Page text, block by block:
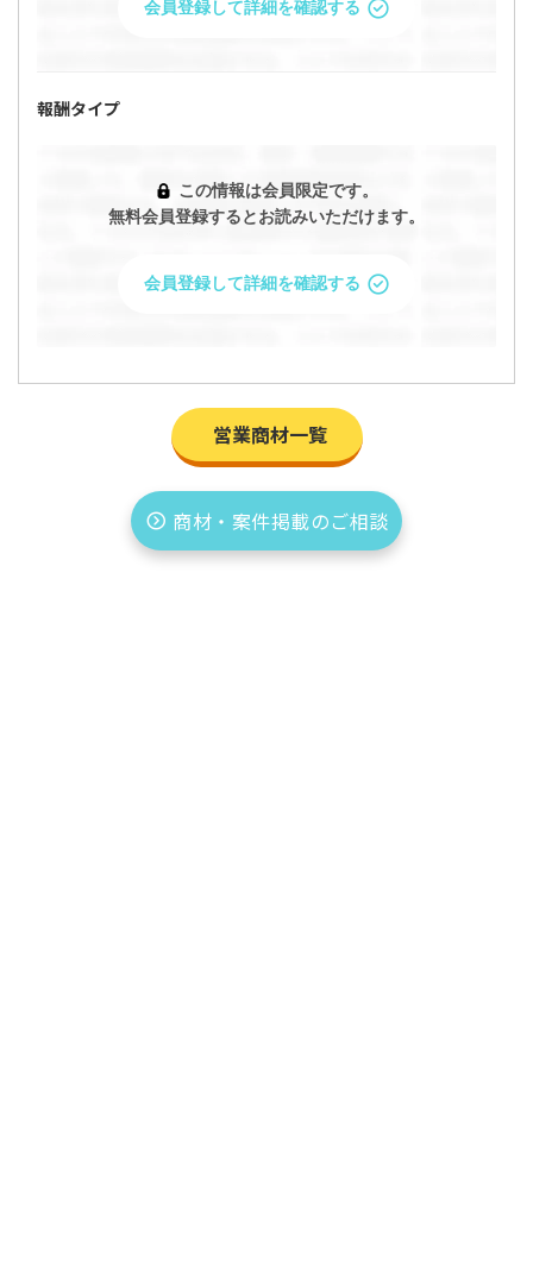
会員登録して詳細を確認する
報酬タイプ
この情報は会員限定です。
無料会員登録するとお読みいただけます。
会員登録して詳細を確認する
営業商材一覧
商材・案件掲載のご相談